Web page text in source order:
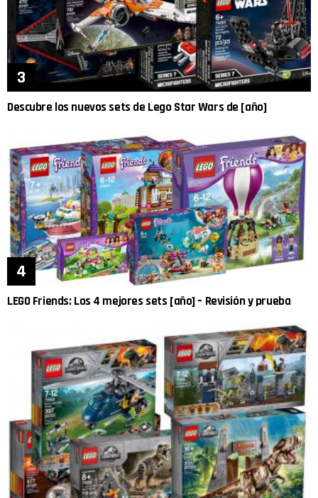
Descubre los nuevos sets de Lego Star Wars de [año]
LEGO Friends: Los 4 mejores sets [año] – Revisión y prueba